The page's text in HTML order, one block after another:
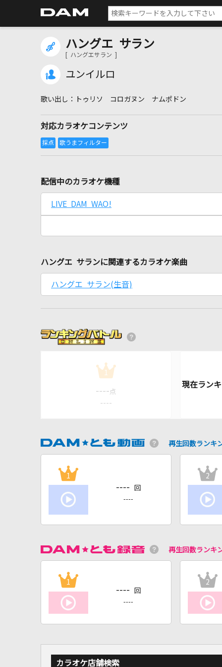
ハングエ サラン
[ ハングエサラン ]
ユンイルロ
トゥリソ コロガヌン ナムポドン
対応カラオケコンテンツ
配信中のカラオケ機種
LIVE DAM WAO!
ハングエ サランに関連するカラオケ楽曲
ハングエ サラン(生音)
1
---- 点
----
再生回数ランキ
1
---- 回
----
2
再生回数ランキ
1
---- 回
----
2
カラオケ店舗検索